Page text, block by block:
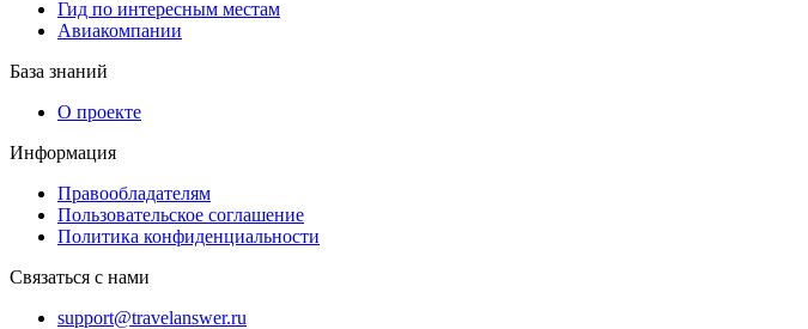
Гид по интересным местам
Авиакомпании
База знаний
О проекте
Информация
Правообладателям
Пользовательское соглашение
Политика конфиденциальности
Связаться с нами
support@travelanswer.ru